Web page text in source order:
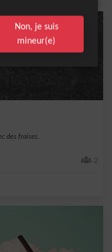
des fraises.
2
Non, je suis
mineur(e)